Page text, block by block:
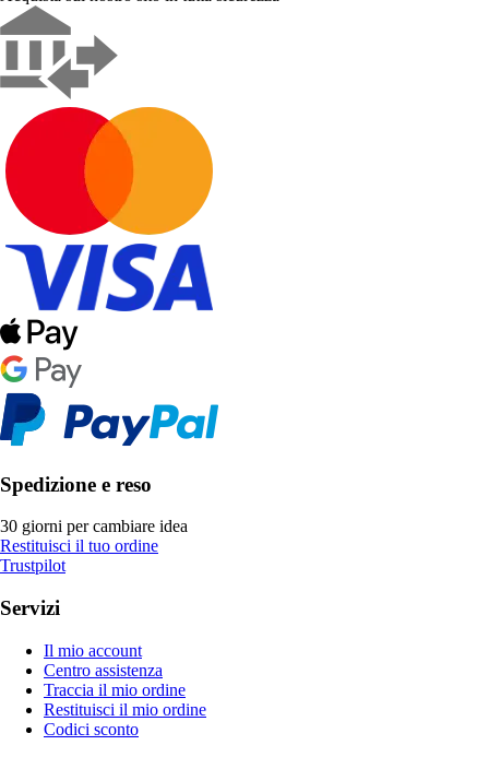
Spedizione e reso
30 giorni per cambiare idea
Restituisci il tuo ordine
Trustpilot
Servizi
Il mio account
Centro assistenza
Traccia il mio ordine
Restituisci il mio ordine
Codici sconto